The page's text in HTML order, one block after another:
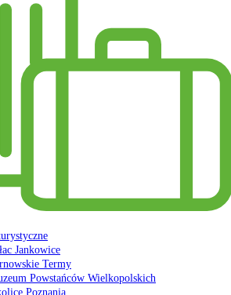
Jankowice
Termy
Powstańców Wielkopolskich
Poznania